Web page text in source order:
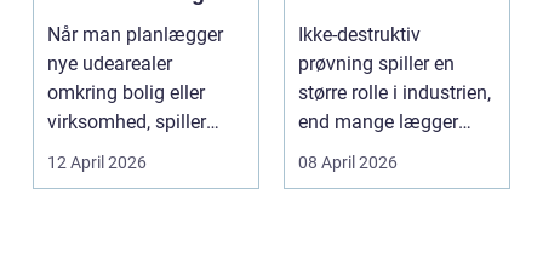
flotte udearealer
Når man planlægger
nye udearealer
omkring bolig eller
virksomhed, spiller
belægningen en helt
centra...
12 April 2026
Ikke-destruktiv
prøvning spiller en
større rolle i industrien,
end mange lægger
mærke til i hverdage...
08 April 2026